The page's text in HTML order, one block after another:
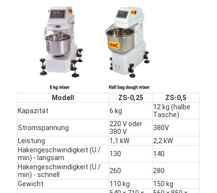
Modell ZS-0,25
ZS-0,5
Kapazität
6 kg
12 kg (halbe
Tasche)
Stromspannung
220 V oder
380 V
380V
Leistung
1,1 kW
2,2 kW
Hakengeschwindigkeit (U /
min) - langsam
130
140
Hakengeschwindigkeit (U /
min) - schnell
260
280
Gewicht
110 kg
150 kg